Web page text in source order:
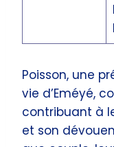
Poisson, une
vie d’Eméyé,
contribuant à
et son